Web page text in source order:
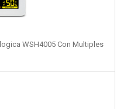
WSH4005 Con Multiples